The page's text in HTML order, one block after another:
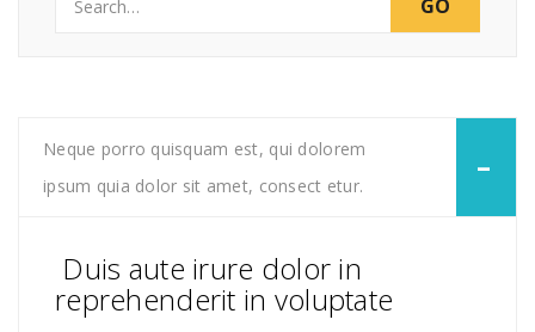
Neque porro quisquam est, qui dolorem
ipsum quia dolor sit amet, consect etur.
Duis aute irure dolor in
reprehenderit in voluptate